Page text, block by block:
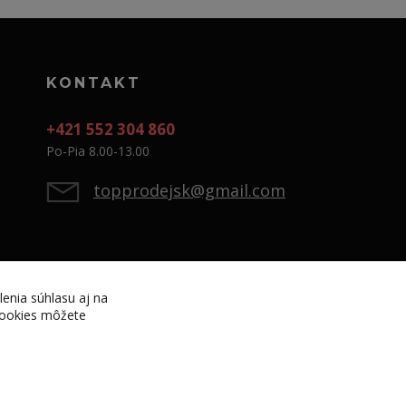
KONTAKT
+421 552 304 860
Po-Pia 8.00-13.00
topprodejsk@gmail.com
súhlasu aj na
môžete